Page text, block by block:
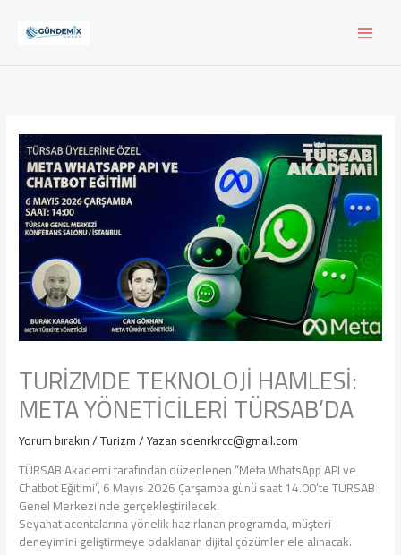
TURİZMDE TEKNOLOJİ HAMLESİ:
META YÖNETİCİLERİ TÜRSAB’DA
Yorum bırakın/Turizm/ Yazansdenrkrcc@gmail.com
TÜRSAB Akademi tarafından düzenlenen “Meta WhatsApp API ve
Chatbot Eğitimi”, 6 Mayıs 2026 Çarşamba günü saat 14.00’te TÜRSAB
Genel Merkezi’nde gerçekleştirilecek.
Seyahat acentalarına yönelik hazırlanan programda, müşteri
deneyimini geliştirmeye odaklanan dijital çözümler ele alınacak.